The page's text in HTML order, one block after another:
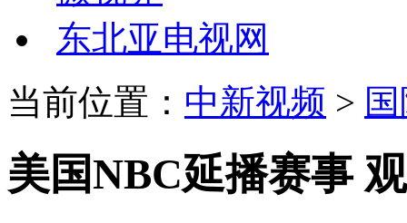
东北亚电视网
当前位置： 中新视频 >
美国NBC延播赛事